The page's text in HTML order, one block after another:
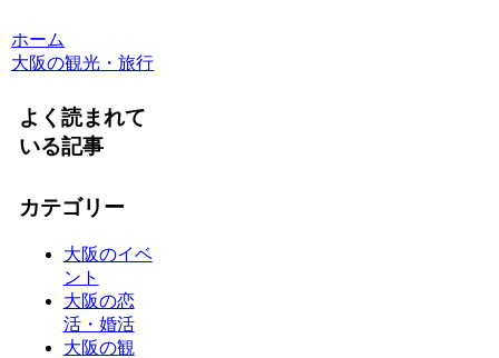
ホーム
大阪の観光・旅行
よく読まれて
いる記事
カテゴリー
大阪のイベ
ント
大阪の恋
活・婚活
大阪の観